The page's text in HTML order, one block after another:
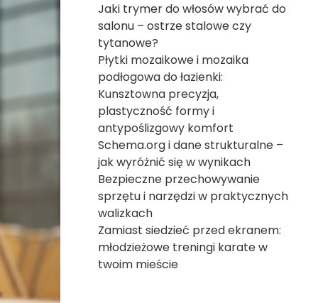
Jaki trymer do włosów wybrać do
salonu – ostrze stalowe czy
tytanowe?
Płytki mozaikowe i mozaika
podłogowa do łazienki:
Kunsztowna precyzja,
plastyczność formy i
antypoślizgowy komfort
Schema.org i dane strukturalne –
jak wyróżnić się w wynikach
Bezpieczne przechowywanie
sprzętu i narzędzi w praktycznych
walizkach
Zamiast siedzieć przed ekranem:
młodzieżowe treningi karate w
twoim mieście